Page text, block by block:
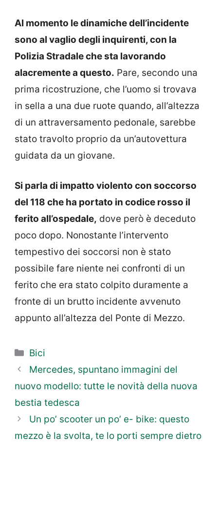
Al momento le dinamiche dell’incidente
sono al vaglio degli inquirenti, con la
Polizia Stradale che sta lavorando
alacremente a questo. Pare, secondo una
prima ricostruzione, che l’uomo si trovava
in sella a una due ruote quando, all’altezza
di un attraversamento pedonale, sarebbe
stato travolto proprio da un’autovettura
guidata da un giovane.
Si parla di impatto violento con soccorso
del 118 che ha portato in codice rosso il
ferito all’ospedale, dove però è deceduto
poco dopo. Nonostante l’intervento
tempestivo dei soccorsi non è stato
possibile fare niente nei confronti di un
ferito che era stato colpito duramente a
fronte di un brutto incidente avvenuto
appunto all’altezza del Ponte di Mezzo.
Categorie
Bici
Mercedes, spuntano immagini del
nuovo modello: tutte le novità della nuova
bestia tedesca
Un po’ scooter un po’ e- bike: questo
mezzo è la svolta, te lo porti sempre dietro